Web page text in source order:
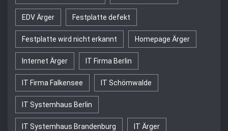
EDV Ärger Festplatte defekt
Festplatte wird nicht erkannt Homepage Ärger
Internet Ärger IT Firma Berlin
IT Firma Falkensee IT Schömwalde
IT Systemhaus Berlin
IT Systemhaus Brandenburg IT Ärger